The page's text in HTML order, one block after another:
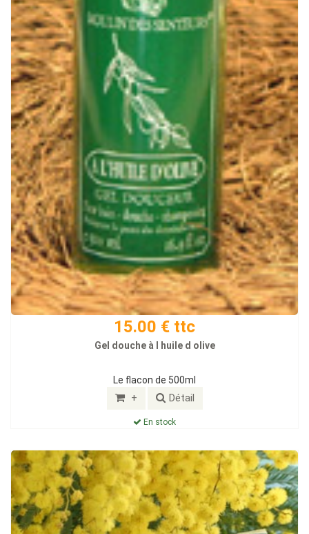
15.00 € ttc
Gel douche à l huile d olive
Le flacon de 500ml
+ Détail
En stock